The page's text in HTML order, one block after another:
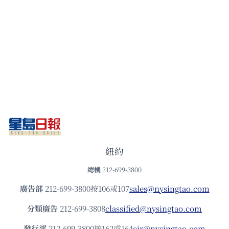
紐約
總機 212-699-3800
廣告部212-699-3800按106或107sales@nysingtao.com
分類廣告 212-699-3808classified@nysingtao.com